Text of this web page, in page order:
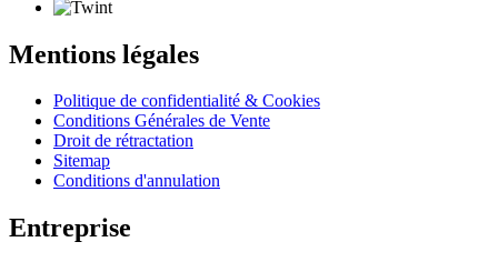
Mentions légales
Politique de confidentialité & Cookies
Conditions Générales de Vente
Droit de rétractation
Sitemap
Conditions d'annulation
Entreprise